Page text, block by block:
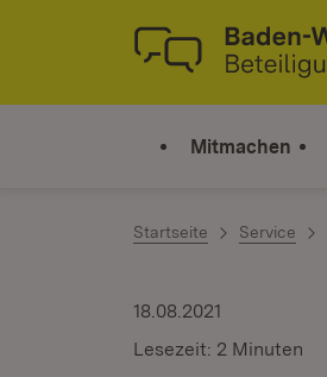
Zum Inhalt springen
Link zur Startseite
Mitmachen
Startseite Service
18.08.2021
Lesezeit: 2 Minuten